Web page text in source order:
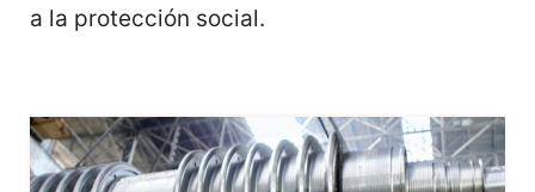
a la protección social.